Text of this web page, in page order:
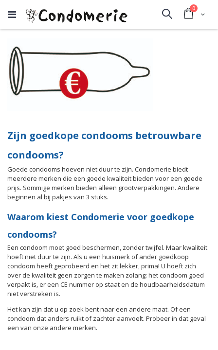
Cart
0
Search
Zijn goedkope condooms betrouwbare
condooms?
Goede condooms hoeven niet duur te zijn. Condomerie biedt
meerdere merken die een goede kwaliteit bieden voor een goede
prijs. Sommige merken bieden alleen grootverpakkingen. Andere
beginnen al bij pakjes van 3 stuks.
Waarom kiest Condomerie voor goedkope
condooms?
Een condoom moet goed beschermen, zonder twijfel. Maar kwaliteit
hoeft niet duur te zijn. Als u een huismerk of ander goedkoop
condoom heeft geprobeerd en het zit lekker, prima! U hoeft zich
over de kwaliteit geen zorgen te maken zolang: het condoom goed
verpakt is, er een CE nummer op staat en de houdbaarheidsdatum
niet verstreken is.
Het kan zijn dat u op zoek bent naar een andere maat. Of een
condoom dat anders ruikt of zachter aanvoelt. Probeer in dat geval
een van onze andere merken.